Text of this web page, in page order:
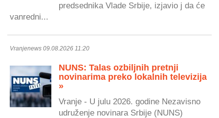
predsednika Vlade Srbije, izjavio j da će
vanredni...
Vranjenews 09.08.2026 11:20
NUNS: Talas ozbiljnih pretnji
novinarima preko lokalnih televizija
»
Vranje - U julu 2026. godine Nezavisno
udruženje novinara Srbije (NUNS)